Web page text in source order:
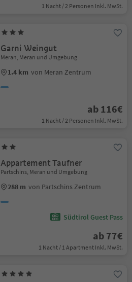
1 Nacht / 2 Personen Inkl. MwSt.
Garni Weingut
Meran, Meran und Umgebung
1.4 km von Meran Zentrum
ab 116€
1 Nacht / 2 Personen Inkl. MwSt.
Appartement Taufner
Partschins, Meran und Umgebung
288 m von Partschins Zentrum
Südtirol Guest Pass
ab 77€
1 Nacht / 1 Apartment Inkl. MwSt.